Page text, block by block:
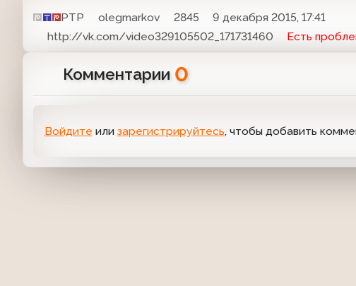
РТР olegmarkov 2845
9 декабря 2015, 17:41
http://vk.com/video329105502_171731460
Есть
Комментарии 0
Войдите или зарегистрируйтесь, чтобы добавить